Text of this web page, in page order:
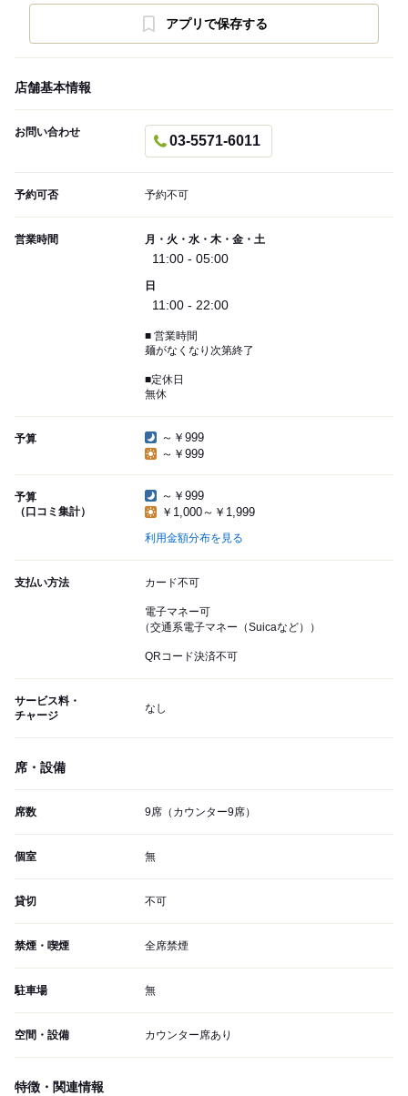
アプリで保存する
店舗基本情報
お問い合わせ
03-5571-6011
予約可否 予約不可
営業時間 月・火・水・木・金・土
11:00 - 05:00
日
11:00 - 22:00
■ 営業時間
麺がなくなり次第終了
■定休日
無休
予算
～￥999
～￥999
予算
（口コミ集計）
～￥999
￥1,000～￥1,999
利用金額分布を見る
支払い方法 カード不可
電子マネー可
（交通系電子マネー（Suicaなど））
QRコード決済不可
サービス料・
チャージ
なし
席・設備
席数 9席（カウンター9席）
個室 無
貸切 不可
禁煙・喫煙 全席禁煙
駐車場 無
空間・設備 カウンター席あり
特徴・関連情報